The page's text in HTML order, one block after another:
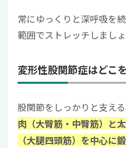
常にゆっくりと深呼吸を
範囲でストレッチしましょ
変形性股関節症はどこ
股関節をしっかりと支え
肉（大臀筋・中臀筋）と
（大腿四頭筋）を中心に